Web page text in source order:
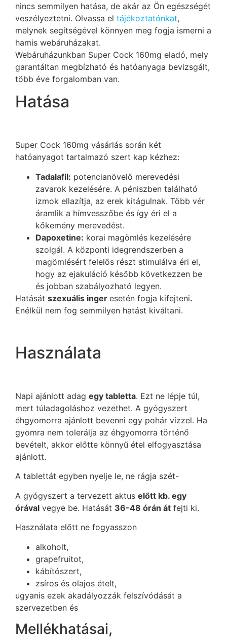
nincs semmilyen hatása, de akár az Ön egészségét
veszélyeztetni. Olvassa el tájékoztatónkat,
melynek segítségével könnyen meg fogja ismerni a
hamis webáruházakat.
Webáruházunkban Super Cock 160mg eladó, mely
garantáltan megbízható és hatóanyaga bevizsgált,
több éve forgalomban van.
Hatása
Super Cock 160mg vásárlás során két
hatóanyagot tartalmazó szert kap kézhez:
Tadalafil: potencianövelő merevedési
zavarok kezelésére. A péniszben található
izmok ellazítja, az erek kitágulnak. Több vér
áramlik a hímvesszőbe és így éri el a
kőkemény merevedést.
Dapoxetine: korai magömlés kezelésére
szolgál. A központi idegrendszerben a
magömlésért felelős részt stimulálva éri el,
hogy az ejakuláció később következzen be
és jobban szabályozható legyen.
Hatását szexuális inger esetén fogja kifejteni.
Enélkül nem fog semmilyen hatást kiváltani.
Használata
Napi ajánlott adag egy tabletta. Ezt ne lépje túl,
mert túladagoláshoz vezethet. A gyógyszert
éhgyomorra ajánlott bevenni egy pohár vízzel. Ha
gyomra nem tolerálja az éhgyomorra történő
bevételt, akkor előtte könnyű étel elfogyasztása
ajánlott.
A tablettát egyben nyelje le, ne rágja szét-
A gyógyszert a tervezett aktus előtt kb. egy
órával vegye be. Hatását 36-48 órán át fejti ki.
Használata előtt ne fogyasszon
alkoholt,
grapefruitot,
kábítószert,
zsíros és olajos ételt,
ugyanis ezek akadályozzák felszívódását a
szervezetben és
Mellékhatásai,